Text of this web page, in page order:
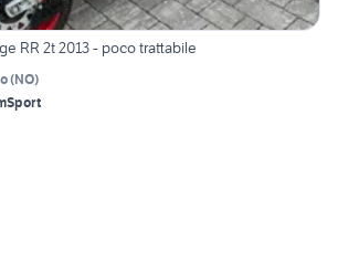
RR 2t 2013 - poco trattabile
(NO)
Sport